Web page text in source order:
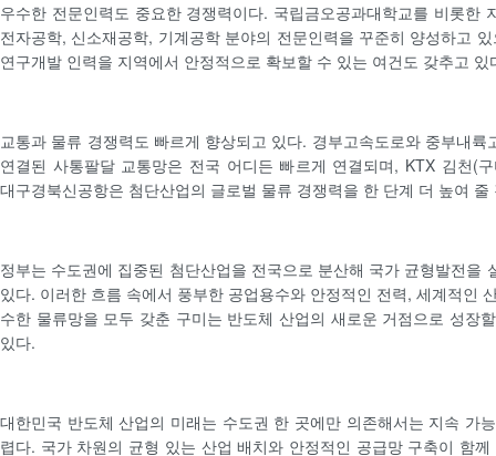
우수한 전문인력도 중요한 경쟁력이다. 국립금오공과대학교를 비롯한
전자공학, 신소재공학, 기계공학 분야의 전문인력을 꾸준히 양성하고
연구개발 인력을 지역에서 안정적으로 확보할 수 있는 여건도 갖추고 있
교통과 물류 경쟁력도 빠르게 향상되고 있다. 경부고속도로와 중부내륙
연결된 사통팔달 교통망은 전국 어디든 빠르게 연결되며, KTX 김천(
대구경북신공항은 첨단산업의 글로벌 물류 경쟁력을 한 단계 더 높여 줄
정부는 수도권에 집중된 첨단산업을 전국으로 분산해 국가 균형발전을
있다. 이러한 흐름 속에서 풍부한 공업용수와 안정적인 전력, 세계적인
수한 물류망을 모두 갖춘 구미는 반도체 산업의 새로운 거점으로 성장
있다.
대한민국 반도체 산업의 미래는 수도권 한 곳에만 의존해서는 지속 가
렵다. 국가 차원의 균형 있는 산업 배치와 안정적인 공급망 구축이 함